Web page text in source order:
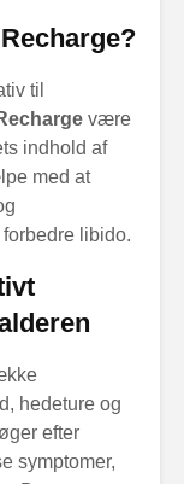
til
være
indhold af
med at
libido.
hedeture og
efter
symptomer,